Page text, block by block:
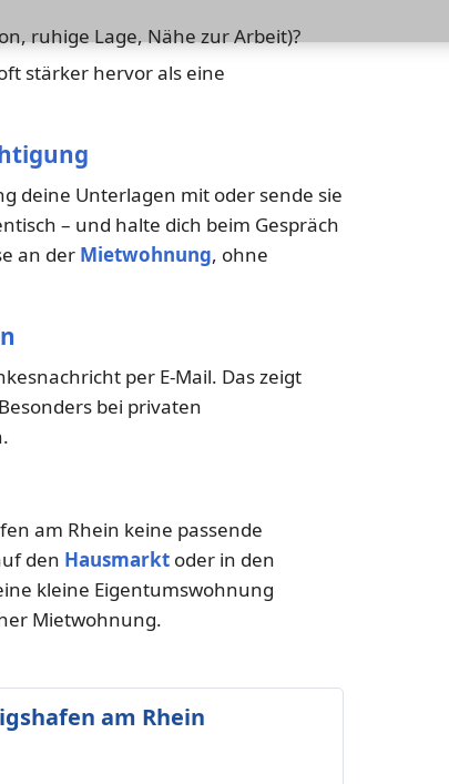
ruhige Lage, Nähe zur Arbeit)?
stärker hervor als eine
deine Unterlagen mit oder sende sie
– und halte dich beim Gespräch
an der Mietwohnung, ohne
per E-Mail. Das zeigt
bei privaten
am Rhein keine passende
den Hausmarkt oder in den
kleine Eigentumswohnung
Mietwohnung.
am Rhein